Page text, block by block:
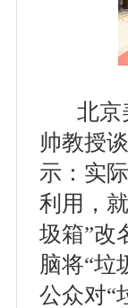
北京美
帅教授
示：实
利用，
圾箱”改
脑将“垃
公众对“